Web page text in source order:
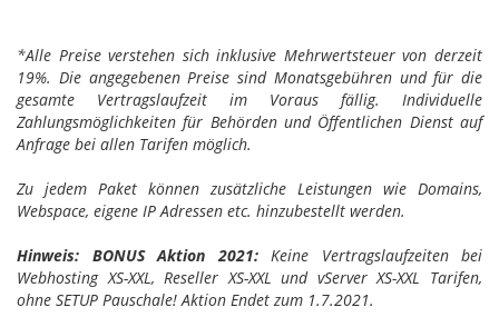
*Alle Preise verstehen sich inklusive Mehrwertsteuer von derzeit
19%. Die angegebenen Preise sind Monatsgebühren und für die
gesamte Vertragslaufzeit im Voraus fällig. Individuelle
Zahlungsmöglichkeiten für Behörden und Öffentlichen Dienst auf
Anfrage bei allen Tarifen möglich.
Zu jedem Paket können zusätzliche Leistungen wie Domains,
Webspace, eigene IP Adressen etc. hinzubestellt werden.
Hinweis: BONUS Aktion 2021:Keine Vertragslaufzeiten bei
Webhosting XS-XXL, Reseller XS-XXL und vServer XS-XXL Tarifen,
ohne SETUP Pauschale! Aktion Endet zum 1.7.2021.